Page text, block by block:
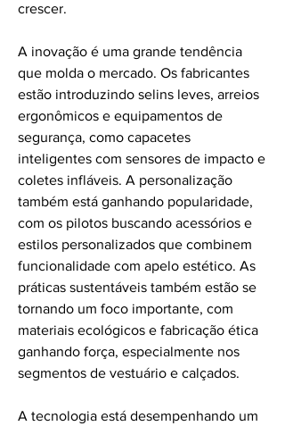
crescer.
A inovação é uma grande tendência
que molda o mercado. Os fabricantes
estão introduzindo selins leves, arreios
ergonômicos e equipamentos de
segurança, como capacetes
inteligentes com sensores de impacto e
coletes infláveis. A personalização
também está ganhando popularidade,
com os pilotos buscando acessórios e
estilos personalizados que combinem
funcionalidade com apelo estético. As
práticas sustentáveis também estão se
tornando um foco importante, com
materiais ecológicos e fabricação ética
ganhando força, especialmente nos
segmentos de vestuário e calçados.
A tecnologia está desempenhando um